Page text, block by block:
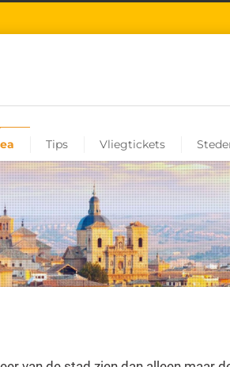
Tips Vliegtickets